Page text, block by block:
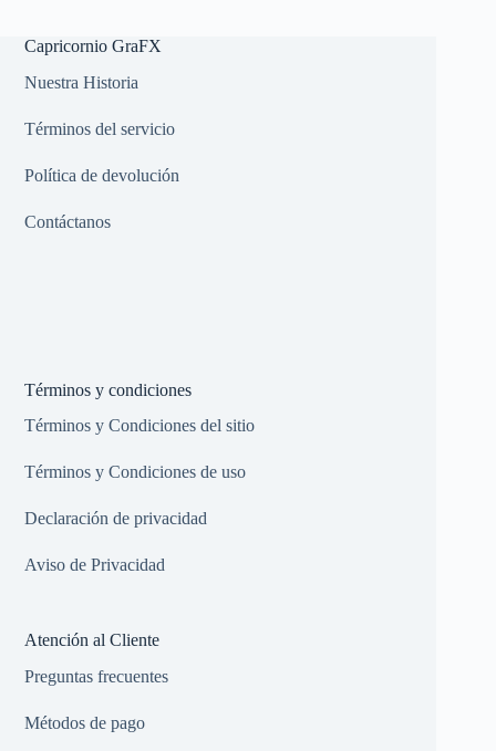
Capricornio GraFX
Nuestra Historia
Términos del servicio
Política de devolución
Contáctanos
Términos y condiciones
Términos y Condiciones del sitio
Términos y Condiciones de uso
Declaración de privacidad
Aviso de Privacidad
Atención al Cliente
Preguntas frecuentes
Métodos de pago